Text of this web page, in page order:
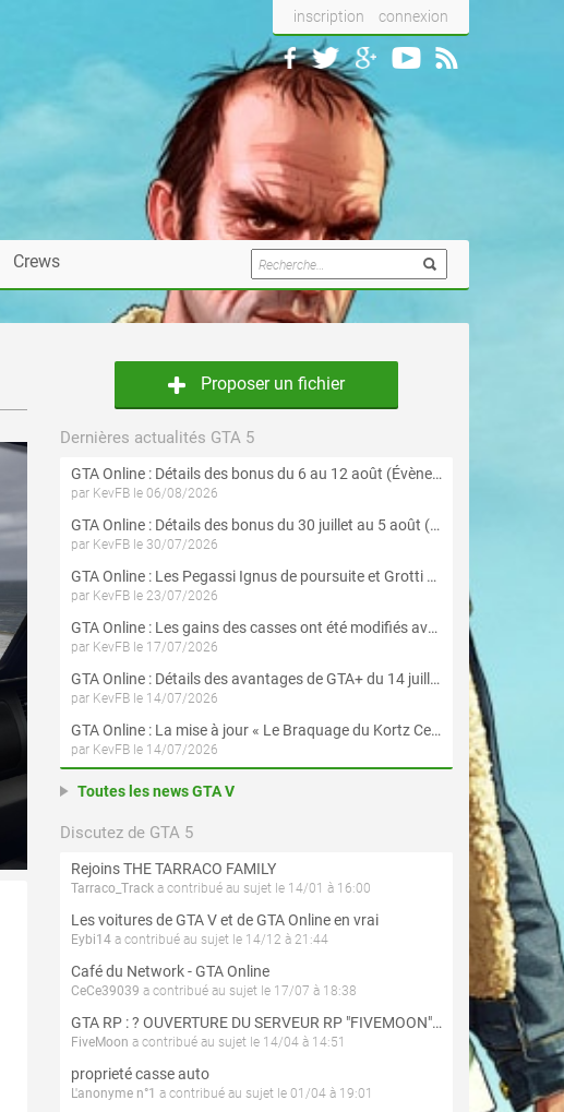
inscription connexion
Crews
Proposer un fichier
Dernières actualités GTA 5
GTA Online : Détails des bonus du 6 au 12 août (Évènement « Braquages de l'été » - Suite et fin)
par KevFB le 06/08/2026
GTA Online : Détails des bonus du 30 juillet au 5 août (Évènement « Braquages d'été »)
par KevFB le 30/07/2026
GTA Online : Les Pegassi Ignus de poursuite et Grotti Veleno GT sont maintenant disponibles
par KevFB le 23/07/2026
GTA Online : Les gains des casses ont été modifiés avec la mise à jour « Le Braquage du Kortz Center »
par KevFB le 17/07/2026
GTA Online : Détails des avantages de GTA+ du 14 juillet au 12 août
par KevFB le 14/07/2026
GTA Online : La mise à jour « Le Braquage du Kortz Center » est maintenant disponible
par KevFB le 14/07/2026
Toutes les news GTA V
Discutez de GTA 5
Rejoins THE TARRACO FAMILY
Tarraco_Track a contribué au sujet le 14/01 à 16:00
Les voitures de GTA V et de GTA Online en vrai
Eybi14 a contribué au sujet le 14/12 à 21:44
Café du Network - GTA Online
CeCe39039 a contribué au sujet le 17/07 à 18:38
GTA RP : ? OUVERTURE DU SERVEUR RP "FIVEMOON"  ACCÈS LIBRE ?
FiveMoon a contribué au sujet le 14/04 à 14:51
proprieté casse auto
L'anonyme n°1 a contribué au sujet le 01/04 à 19:01